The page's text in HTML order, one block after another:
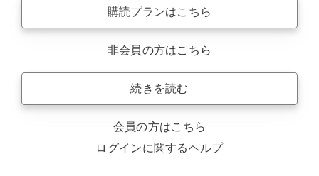
購読プランはこちら
非会員の方はこちら
続きを読む
会員の方はこちら
ログインに関するヘルプ